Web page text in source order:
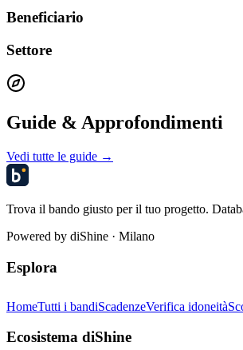
Beneficiario
Settore
Guide & Approfondimenti
Vedi tutte le guide →
Trova il bando giusto per il tuo progetto.
Powered by diShine · Milano
Esplora
HomeTutti i bandiScadenzeVerifica idoneità
Ecosistema diShine